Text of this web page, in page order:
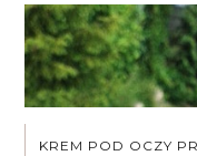
KREM POD OCZY